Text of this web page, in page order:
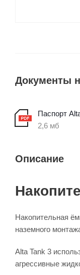
Документы
Паспорт
2,6 мб
Описание
Накопительная
наземного
Alta Tank 3
агрессивные